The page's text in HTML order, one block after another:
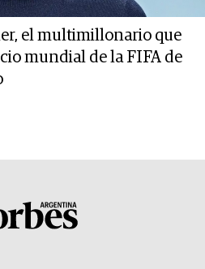
el multimillonario que
mundial de la FIFA de